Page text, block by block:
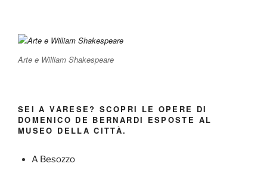
Arte e William Shakespeare
SEI A VARESE? SCOPRI LE OPERE DI
DOMENICO DE BERNARDI ESPOSTE AL
MUSEO DELLA CITTÀ.
A Besozzo